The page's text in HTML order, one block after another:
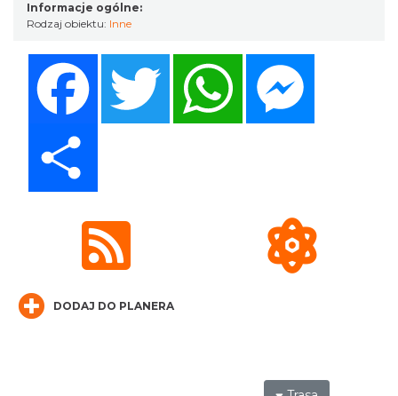
Cieszyn
2026-08-09
0.18 km
0.18 km
Informacje ogólne:
Rodzaj obiektu: Inne
Twitter WhatsApp
DODAJ DO PLANERA